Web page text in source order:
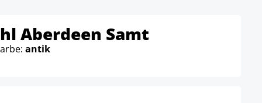
Aberdeen Samt
antik